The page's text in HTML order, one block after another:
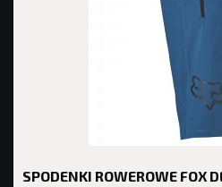
SPODENKI ROWEROWE FOX